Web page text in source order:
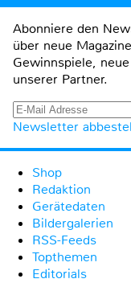
Abonniere den
über neue
Gewinnspiele,
unserer Partner.
Newsletter
Shop
Redaktion
Gerätedaten
Bildergalerien
RSS-Feeds
Topthemen
Editorials